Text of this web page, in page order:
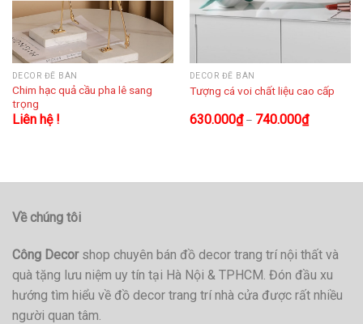
DECOR ĐỂ BÀN
Chim hạc quả cầu pha lê sang
trọng
Liên hệ !
DECOR ĐỂ BÀN
Tượng cá voi chất liệu cao cấp
630.000₫– 740.000₫
Về chúng tôi
Công Decorshop chuyên bán đồ decor trang trí nội thất và
quà tặng lưu niệm uy tín tại Hà Nội & TPHCM. Đón đầu xu
hướng tìm hiểu về đồ decor trang trí nhà cửa được rất nhiều
người quan tâm.